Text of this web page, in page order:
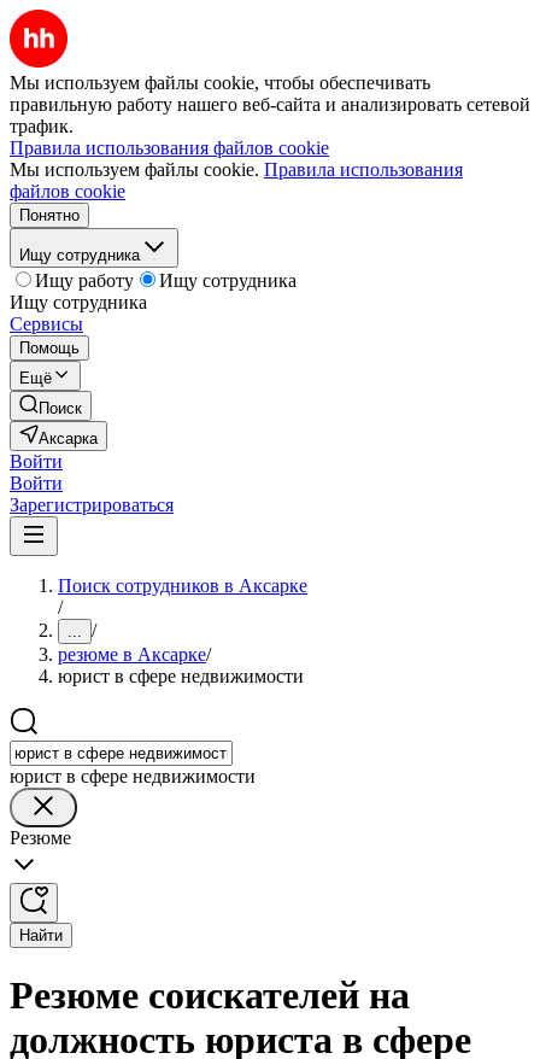
Мы используем файлы cookie, чтобы обеспечивать
правильную работу нашего веб-сайта и анализировать сетевой
трафик.
Правила использования файлов cookie
Мы используем файлы cookie. Правила использования
файлов cookie
Понятно
Ищу сотрудника
Ищу работу
Ищу сотрудника
Ищу сотрудника
Сервисы
Помощь
Ещё
Поиск
Аксарка
Войти
Войти
Зарегистрироваться
Поиск сотрудников в Аксарке
/
... /
резюме в Аксарке/
юрист в сфере недвижимости
юрист в сфере недвижимости
Резюме
Найти
Резюме соискателей на
должность юриста в сфере